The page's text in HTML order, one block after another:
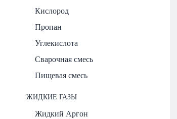
Кислород
Пропан
Углекислота
Сварочная смесь
Пищевая смесь
ЖИДКИЕ ГАЗЫ
Жидкий Аргон